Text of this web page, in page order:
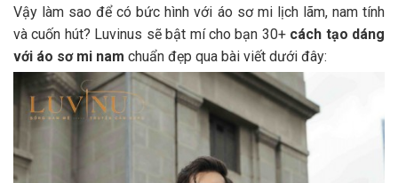
Vậy làm sao để có bức hình với áo sơ mi lịch lãm, nam tính
và cuốn hút? Luvinus sẽ bật mí cho bạn 30+ cách tạo dáng
với áo sơ mi nam chuẩn đẹp qua bài viết dưới đây: